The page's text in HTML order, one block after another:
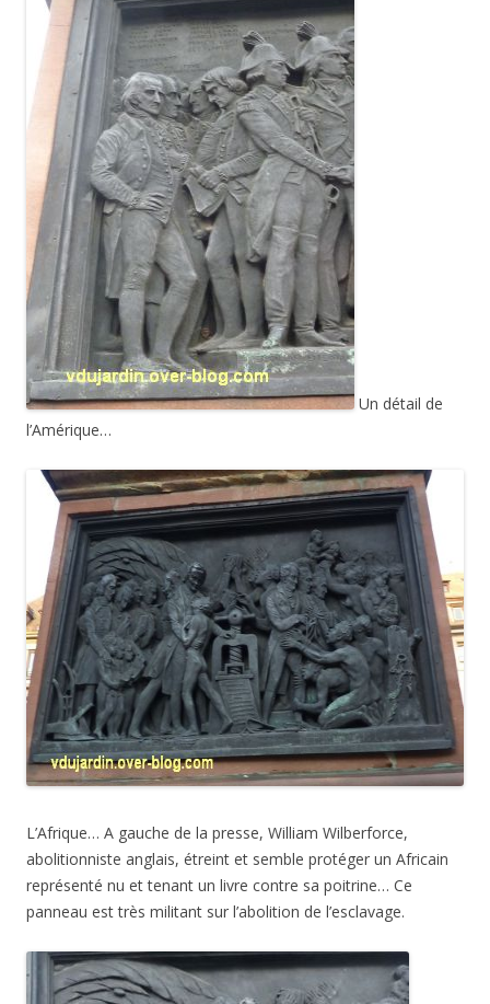
Un détail de
l’Amérique…
L’Afrique… A gauche de la presse, William Wilberforce,
abolitionniste anglais, étreint et semble protéger un Africain
représenté nu et tenant un livre contre sa poitrine… Ce
panneau est très militant sur l’abolition de l’esclavage.